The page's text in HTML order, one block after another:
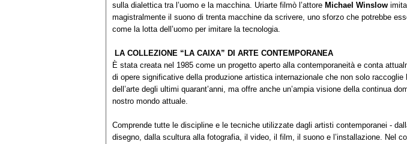
sulla dialettica tra l’uomo e la macchina. Uriarte filmò l’attore Michael Winslow
magistralmente il suono di trenta macchine da scrivere, uno sforzo che potrebbe
come la lotta dell’uomo per imitare la tecnologia.
LA COLLEZIONE “LA CAIXA” DI ARTE CONTEMPORANEA
È stata creata nel 1985 come un progetto aperto alla contemporaneità e conta
di opere significative della produzione artistica internazionale che non solo raccoglie
dell’arte degli ultimi quarant’anni, ma offre anche un’ampia visione della continua
nostro mondo attuale.
Comprende tutte le discipline e le tecniche utilizzate dagli artisti contemporanei -
disegno, dalla scultura alla fotografia, il video, il film, il suono e l’installazione. Nel